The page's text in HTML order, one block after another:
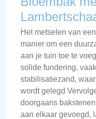
Het metselen van
manier om een
aan je tuin toe te
solide fundering,
stabilisatiezand,
wordt gelegd
doorgaans
aan elkaar gevoegd,